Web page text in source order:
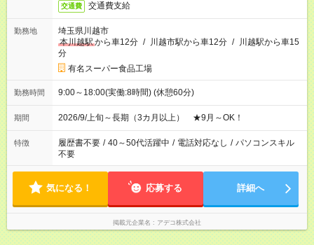
交通費 交通費支給
勤務地
埼玉県川越市
本川越駅から車12分 / 川越市駅から車12分 / 川越駅から車15
分
有名スーパー食品工場
勤務時間 9:00～18:00(実働:8時間) (休憩60分)
期間 2026/9/上旬～長期（3カ月以上） ★9月～OK！
特徴 履歴書不要 / 40～50代活躍中 / 電話対応なし / パソコンスキル
不要
気になる！ 応募する 詳細へ
掲載元企業名 アデコ株式会社